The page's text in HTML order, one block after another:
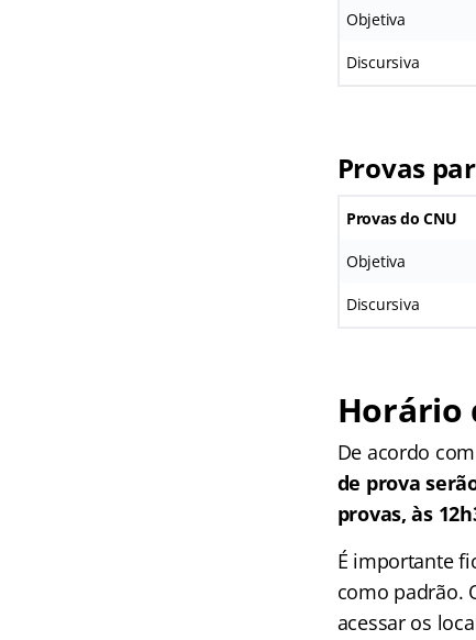
Objetiva
Discursiva
Provas
Provas do CNU
Objetiva
Discursiva
Horário
De acordo
de prova
provas, às
É importante
como padrão.
acessar os